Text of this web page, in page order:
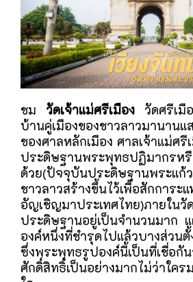
ชม วัดเจ้าแม่ศรีเมือง วัดศรีเมื
บ้านคู่เมืองของชาวลาวมานานแ
ของศาลหลักเมือง ศาลเจ้าแม่ศรี
ประดิษฐานพระพุทธปฏิมากรห
ด้วย(ปัจจุบันประดิษฐานพระแก้
ชาวลาวสร้างขึ้นไว้เพื่อสักการะ
อัญเชิญมาประเทศไทย)ภายใน
ประดิษฐานอยู่เป็นจำนวนมาก
องค์หนึ่งที่ชำรุดไปแล้วบางส่วน
ซึ่งพระพุทธรูปองค์นี้เป็นที่เชื่อกั
ศักดิ์สิทธิ์เป็นอย่างมากไม่ว่าใค